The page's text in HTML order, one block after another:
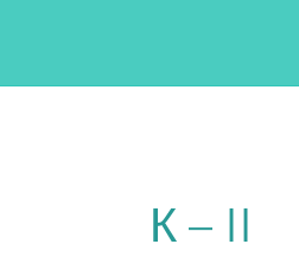
К – II